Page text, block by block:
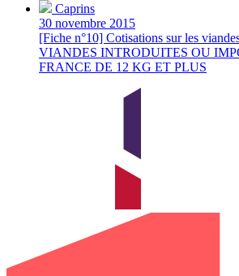
Caprins
30 novembre 2015
[Fiche n°10] Cotisations sur les
VIANDES INTRODUITES OU
FRANCE DE 12 KG ET PLUS